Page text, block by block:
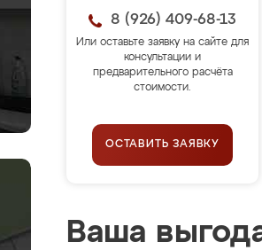
8 (926) 409-68-13
Или оставьте заявку на сайте для
консультации и
предварительного расчёта
стоимости.
ОСТАВИТЬ ЗАЯВКУ
Ваша